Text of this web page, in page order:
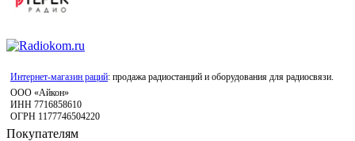
Интернет-магазин раций: продажа радиостанций и оборудования для радиосвязи.
ООО «Айкон»
ИНН 7716858610
ОГРН 1177746504220
Покупателям